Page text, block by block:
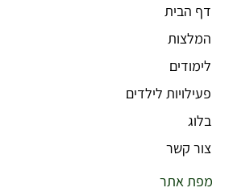
דף הבית
המלצות
לימודים
פעילויות לילדים
בלוג
צור קשר
מפת אתר